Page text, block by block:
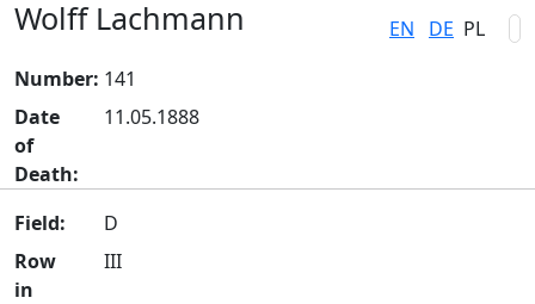
EN DE PL
Wolff Lachmann
Number: 141
Date
of
Death:
11.05.1888
Field:
D
Row
in
III